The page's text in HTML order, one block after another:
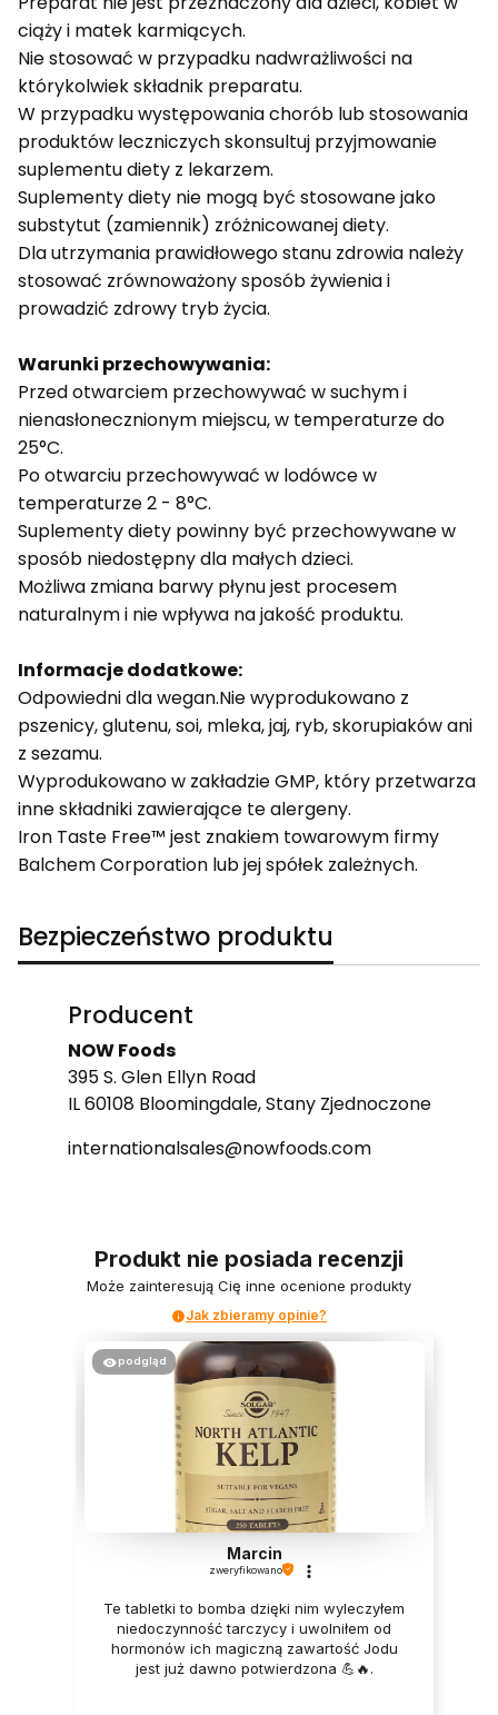
ciąży i matek karmiących.
Nie stosować w przypadku nadwrażliwości na
którykolwiek składnik preparatu.
W przypadku występowania chorób lub stosowania
produktów leczniczych skonsultuj przyjmowanie
suplementu diety z lekarzem.
Suplementy diety nie mogą być stosowane jako
substytut (zamiennik) zróżnicowanej diety.
Dla utrzymania prawidłowego stanu zdrowia należy
stosować zrównoważony sposób żywienia i
prowadzić zdrowy tryb życia.
Warunki przechowywania:
Przed otwarciem przechowywać w suchym i
nienasłonecznionym miejscu, w temperaturze do
25°C.
Po otwarciu przechowywać w lodówce w
temperaturze 2 - 8°C.
Suplementy diety powinny być przechowywane w
sposób niedostępny dla małych dzieci.
Możliwa zmiana barwy płynu jest procesem
naturalnym i nie wpływa na jakość produktu.
Informacje dodatkowe:
Odpowiedni dla wegan.Nie wyprodukowano z
pszenicy, glutenu, soi, mleka, jaj, ryb, skorupiaków ani
z sezamu.
Wyprodukowano w zakładzie GMP, który przetwarza
inne składniki zawierające te alergeny.
Iron Taste Free™ jest znakiem towarowym firmy
Balchem Corporation lub jej spółek zależnych.
Bezpieczeństwo produktu
Producent
NOW Foods
395 S. Glen Ellyn Road
IL 60108 Bloomingdale, Stany Zjednoczone
internationalsales@nowfoods.com
Produkt nie posiada recenzji
Może zainteresują Cię inne ocenione produkty
Jak zbieramy opinie?
podgląd
Marcin
zweryfikowano
Te tabletki to bomba dzięki nim wyleczyłem
niedoczynność tarczycy i uwolniłem od
hormonów ich magiczną zawartość Jodu
jest już dawno potwierdzona 💪🔥.